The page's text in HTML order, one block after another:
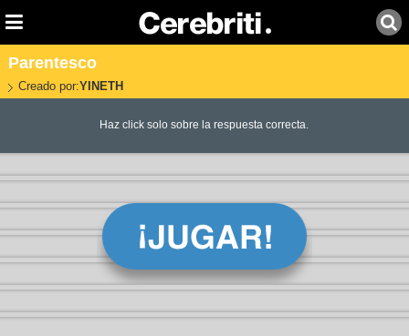
Parentesco
Creado por:YINETH
Haz click solo sobre la respuesta correcta.